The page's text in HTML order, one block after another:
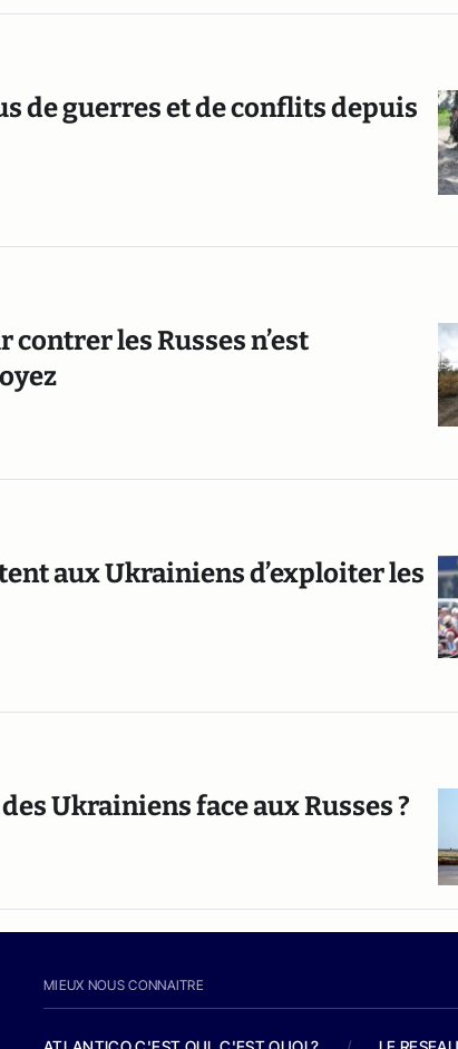
de guerres et de conflits depuis
contrer les Russes n’est
aux Ukrainiens d’exploiter les
Ukrainiens face aux Russes ?
MIEUX NOUS CONNAITRE